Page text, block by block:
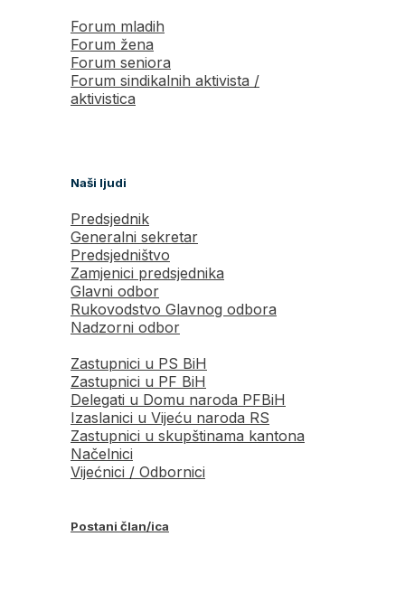
Forum mladih
Forum žena
Forum seniora
Forum sindikalnih aktivista /
aktivistica
Naši ljudi
Predsjednik
Generalni sekretar
Predsjedništvo
Zamjenici predsjednika
Glavni odbor
Rukovodstvo Glavnog odbora
Nadzorni odbor
Zastupnici u PS BiH
Zastupnici u PF BiH
Delegati u Domu naroda PFBiH
Izaslanici u Vijeću naroda RS
Zastupnici u skupštinama kantona
Načelnici
Vijećnici / Odbornici
Postani član/ica